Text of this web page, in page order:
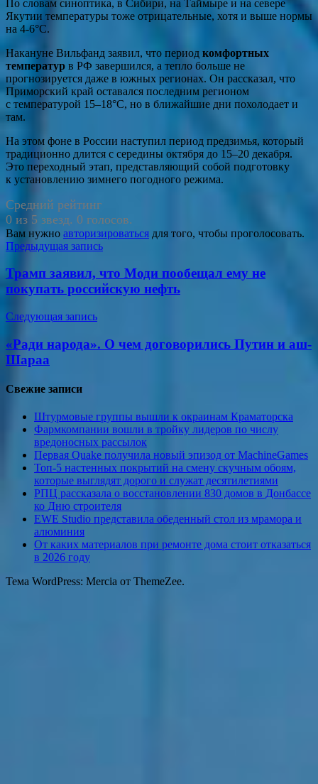
По словам синоптика, в Сибири, на Таймыре и на севере
Якутии температуры тоже отрицательные, хотя и выше нормы
на 4-6°C.
Накануне Вильфанд заявил, что период комфортных
температур в РФ завершился, а тепло больше не
прогнозируется даже в южных регионах. Он рассказал, что
Приморский край оставался последним регионом
с температурой 15–18°C, но в ближайшие дни похолодает и
там.
На этом фоне в России наступил период предзимья, который
традиционно длится с середины октября до 15–20 декабря.
Это переходный этап, представляющий собой подготовку
к установлению зимнего погодного режима.
Средний рейтинг
0 из 5 звезд. 0 голосов.
Вам нужно авторизироваться для того, чтобы проголосовать.
Навигация
по
записям
Предыдущая запись
Трамп заявил, что Моди пообещал ему не
покупать российскую нефть
Следующая запись
«Ради народа». О чем договорились Путин и аш-
Шараа
Свежие записи
Штурмовые группы вышли к окраинам Краматорска
Фармкомпании вошли в тройку лидеров по числу
вредоносных рассылок
Первая Quake получила новый эпизод от MachineGames
Топ-5 настенных покрытий на смену скучным обоям,
которые выглядят дорого и служат десятилетиями
РПЦ рассказала о восстановлении 830 домов в Донбассе
ко Дню строителя
EWE Studio представила обеденный стол из мрамора и
алюминия
От каких материалов при ремонте дома стоит отказаться
в 2026 году
Тема WordPress: Mercia от ThemeZee.